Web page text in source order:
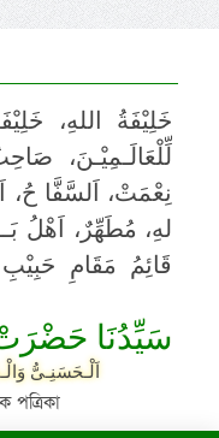
خَلِيْفَةُ اللهِ،
لِّلْعَالَـمِيْـنَ،
نِعْمَتْ، اَلسَّفَّا حُ،
لهِ، مُطَهِّرٌ، اَهْلُ
قَائِمُ مَقَامِ
سَيِّدُنَا
اَلْـحَسَنِـىُّ
পত্রিকা